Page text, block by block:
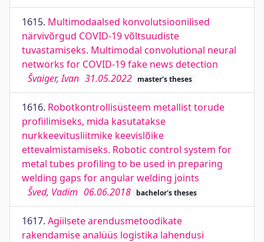
1615. Multimodaalsed konvolutsioonilised
närvivõrgud COVID-19 võltsuudiste
tuvastamiseks. Multimodal convolutional neural
networks for COVID-19 fake news detection
Švaiger, Ivan 31.05.2022 master's theses
1616. Robotkontrollisüsteem metallist torude
profiilimiseks, mida kasutatakse
nurkkeevitusliitmike keevislõike
ettevalmistamiseks. Robotic control system for
metal tubes profiling to be used in preparing
welding gaps for angular welding joints
Šved, Vadim 06.06.2018 bachelor's theses
1617. Agiilsete arendusmetoodikate
rakendamise analüüs logistika lahendusi